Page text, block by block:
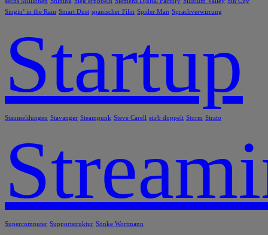
Singin’ in the Rain Smart Dust spanischer Film Spider Man Sprachverwirrung
Startup
Staumeldungen Stavanger Steampunk Steve Carell stirb doppelt Storm Strato
Supercomputer Supportstruktur Sönke Wortmann